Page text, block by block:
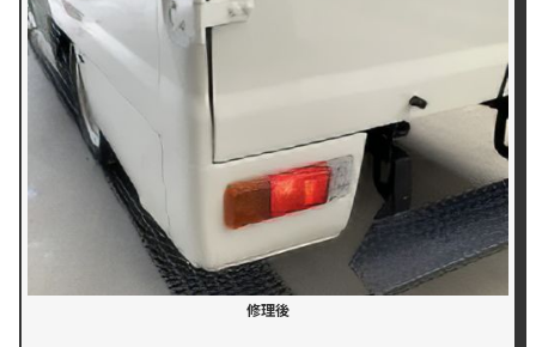
修理後